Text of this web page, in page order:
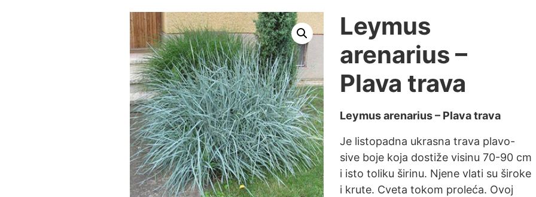
Leymus
arenarius –
Plava trava
Leymus arenarius – Plava trava
Je listopadna ukrasna trava plavo-
sive boje koja dostiže visinu 70-90 cm
i isto toliku širinu. Njene vlati su široke
i krute. Cveta tokom proleća. Ovoj